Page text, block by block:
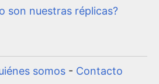
son nuestras réplicas?
somos - Contacto